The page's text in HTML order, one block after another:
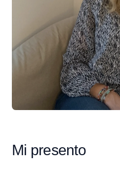
Mi presento